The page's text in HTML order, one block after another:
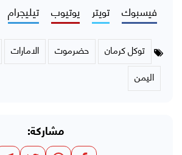
فيسبوك تويتر يوتيوب تيليجرام
توكل كرمان حضرموت الامارات
اليمن
مشاركة: